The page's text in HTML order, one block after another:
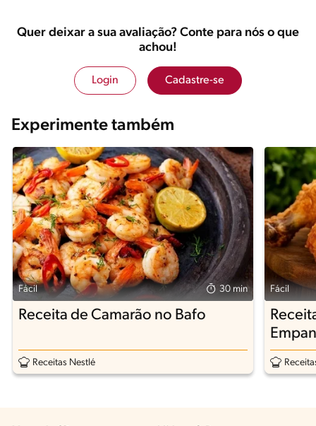
Quer deixar a sua avaliação? Conte para nós o que
achou!
Login Cadastre-se
Experimente também
Fácil 30 min
Receita de Camarão no Bafo
Receitas Nestlé
Fácil